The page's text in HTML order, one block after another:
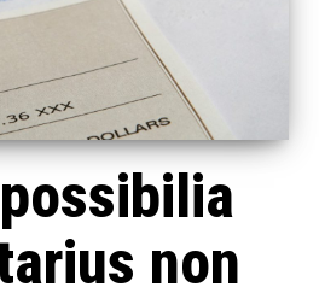
non